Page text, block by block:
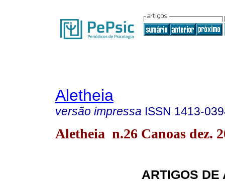
Aletheia
versão impressa ISSN 1413-
Aletheia n.26 Canoas dez.
ARTIGOS DE